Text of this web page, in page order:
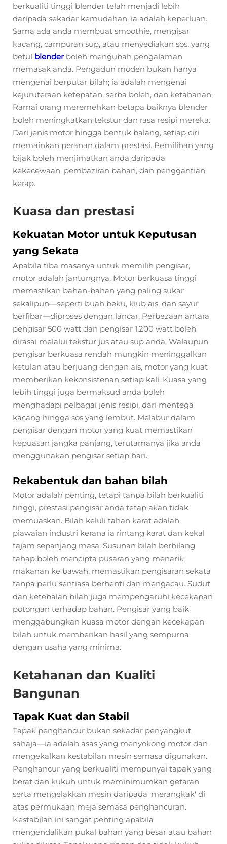
berkualiti tinggi blender telah menjadi lebih
daripada sekadar kemudahan, ia adalah keperluan.
Sama ada anda membuat smoothie, mengisar
kacang, campuran sup, atau menyediakan sos, yang
betul blender boleh mengubah pengalaman
memasak anda. Pengadun moden bukan hanya
mengenai berputar bilah; ia adalah mengenai
kejuruteraan ketepatan, serba boleh, dan ketahanan.
Ramai orang meremehkan betapa baiknya blender
boleh meningkatkan tekstur dan rasa resipi mereka.
Dari jenis motor hingga bentuk balang, setiap ciri
memainkan peranan dalam prestasi. Pemilihan yang
bijak boleh menjimatkan anda daripada
kekecewaan, pembaziran bahan, dan penggantian
kerap.
Kuasa dan prestasi
Kekuatan Motor untuk Keputusan
yang Sekata
Apabila tiba masanya untuk memilih pengisar,
motor adalah jantungnya. Motor berkuasa tinggi
memastikan bahan-bahan yang paling sukar
sekalipun—seperti buah beku, kiub ais, dan sayur
berfibar—diproses dengan lancar. Perbezaan antara
pengisar 500 watt dan pengisar 1,200 watt boleh
dirasai melalui tekstur jus atau sup anda. Walaupun
pengisar berkuasa rendah mungkin meninggalkan
ketulan atau berjuang dengan ais, motor yang kuat
memberikan kekonsistenan setiap kali. Kuasa yang
lebih tinggi juga bermaksud anda boleh
menghadapi pelbagai jenis resipi, dari mentega
kacang hingga sos yang lembut. Melabur dalam
pengisar dengan motor yang kuat memastikan
kepuasan jangka panjang, terutamanya jika anda
menggunakan pengisar setiap hari.
Rekabentuk dan bahan bilah
Motor adalah penting, tetapi tanpa bilah berkualiti
tinggi, prestasi pengisar anda tetap akan tidak
memuaskan. Bilah keluli tahan karat adalah
piawaian industri kerana ia rintang karat dan kekal
tajam sepanjang masa. Susunan bilah berbilang
tahap boleh mencipta pusaran yang menarik
makanan ke bawah, memastikan pengisaran sekata
tanpa perlu sentiasa berhenti dan mengacau. Sudut
dan ketebalan bilah juga mempengaruhi kecekapan
potongan terhadap bahan. Pengisar yang baik
menggabungkan kuasa motor dengan kecekapan
bilah untuk memberikan hasil yang sempurna
dengan usaha yang minima.
Ketahanan dan Kualiti
Bangunan
Tapak Kuat dan Stabil
Tapak penghancur bukan sekadar penyangkut
sahaja—ia adalah asas yang menyokong motor dan
mengekalkan kestabilan mesin semasa digunakan.
Penghancur yang berkualiti mempunyai tapak yang
berat dan kukuh untuk meminimumkan getaran
serta mengelakkan mesin daripada 'merangkak' di
atas permukaan meja semasa penghancuran.
Kestabilan ini sangat penting apabila
mengendalikan pukal bahan yang besar atau bahan